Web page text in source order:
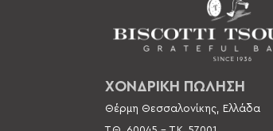
ΧΟΝΔΡΙΚΗ ΠΩΛΗΣΗ
Θέρμη Θεσσαλονίκης, Ελλάδα